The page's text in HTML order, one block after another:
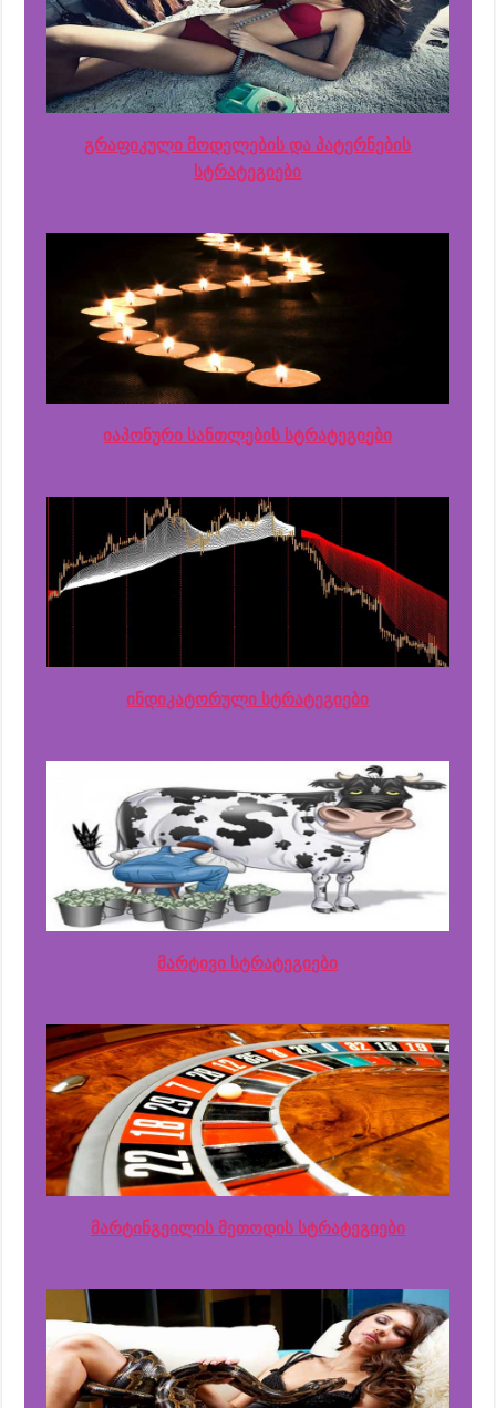
გრაფიკული მოდელების და პატერნების
სტრატეგიები
იაპონური სანთლების სტრატეგიები
ინდიკატორული სტრატეგიები
მარტივი სტრატეგიები
მარტინგეილის მეთოდის სტრატეგიები